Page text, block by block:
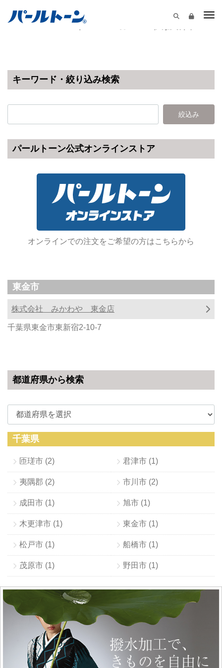
パールトーン加工取扱店
キーワード・絞り込み検索
パールトーン公式オンラインストア
オンラインでの注文をご希望の方はこちらから
東金市
株式会社 みかわや 東金店
千葉県東金市東新宿2-10-7
都道府県から検索
千葉県
匝瑳市 (2) 君津市 (1)
夷隅郡 (2) 市川市 (2)
成田市 (1) 旭市 (1)
木更津市 (1) 東金市 (1)
松戸市 (1) 船橋市 (1)
茂原市 (1) 野田市 (1)